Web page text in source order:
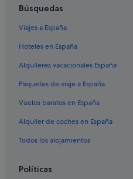
Búsquedas
Viajes a España
Hoteles en España
Alquileres vacacionales España
Paquetes de viaje a España
Vuelos baratos en España
Alquiler de coches en España
Todos los alojamientos
Políticas